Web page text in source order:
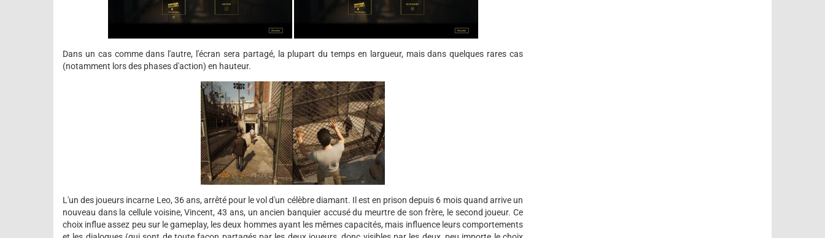
Dans un cas comme dans l'autre, l'écran sera partagé, la plupart du temps en largueur, mais dans quelques rares cas
(notamment lors des phases d'action) en hauteur.
L'un des joueurs incarne Leo, 36 ans, arrêté pour le vol d'un célèbre diamant. Il est en prison depuis 6 mois quand arrive un
nouveau dans la cellule voisine, Vincent, 43 ans, un ancien banquier accusé du meurtre de son frère, le second joueur. Ce
choix influe assez peu sur le gameplay, les deux hommes ayant les mêmes capacités, mais influence leurs comportements